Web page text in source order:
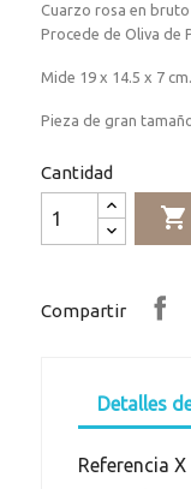
Cuarzo rosa en bruto
Procede de Oliva de
Mide 19 x 14.5 x 7
Pieza de gran
Cantidad

Compartir
Detalles
Referencia X